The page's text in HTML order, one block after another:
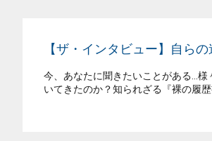
【ザ・インタビュー】自ら
今、あなたに聞きたいことがある…様
いてきたのか？知られざる『裸の履